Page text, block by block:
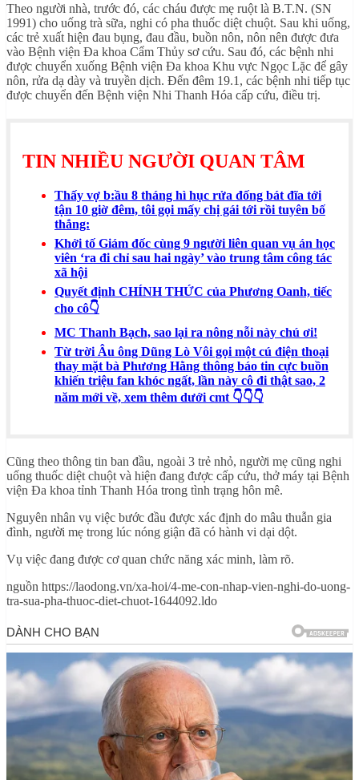
Theo người nhà, trước đó, các cháu được mẹ ruột là B.T.N. (SN
1991) cho uống trà sữa, nghi có pha thuốc diệt chuột. Sau khi uống,
các trẻ xuất hiện đau bụng, đau đầu, buồn nôn, nôn nên được đưa
vào Bệnh viện Đa khoa Cẩm Thủy sơ cứu. Sau đó, các bệnh nhi
được chuyển xuống Bệnh viện Đa khoa Khu vực Ngọc Lặc để gây
nôn, rửa dạ dày và truyền dịch. Đến đêm 19.1, các bệnh nhi tiếp tục
được chuyển đến Bệnh viện Nhi Thanh Hóa cấp cứu, điều trị.
TIN NHIỀU NGƯỜI QUAN TÂM
Thấy vợ b:ầu 8 tháng hì hục rửa đống bát đĩa tới
tận 10 giờ đêm, tôi gọi mấy chị gái tới rồi tuyên bố
thẳng:
Khởi tố Giám đốc cùng 9 người liên quan vụ án học
viên ‘ra đi chỉ sau hai ngày’ vào trung tâm công tác
xã hội
Quyết định CHÍNH THỨC của Phương Oanh, tiếc
cho cô👇
MC Thanh Bạch, sao lại ra nông nỗi này chú ơi!
Từ trời Âu ông Dũng Lò Vôi gọi một cú điện thoại
thay mặt bà Phương Hằng thông báo tin cực buồn
khiến triệu fan khóc ngất, lần này cô đi thật sao, 2
năm mới về, xem thêm dưới cmt 👇👇👇
Cũng theo thông tin ban đầu, ngoài 3 trẻ nhỏ, người mẹ cũng nghi
uống thuốc diệt chuột và hiện đang được cấp cứu, thở máy tại Bệnh
viện Đa khoa tỉnh Thanh Hóa trong tình trạng hôn mê.
Nguyên nhân vụ việc bước đầu được xác định do mâu thuẫn gia
đình, người mẹ trong lúc nóng giận đã có hành vi dại dột.
Vụ việc đang được cơ quan chức năng xác minh, làm rõ.
nguồn https://laodong.vn/xa-hoi/4-me-con-nhap-vien-nghi-do-uong-
tra-sua-pha-thuoc-diet-chuot-1644092.ldo